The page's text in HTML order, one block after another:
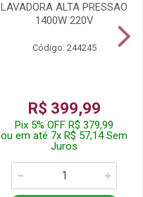
LAVADORA ALTA PRESSAO
1400W 220V
Código: 244245
R$ 399,99
Pix 5% OFF R$ 379,99
ou em até 7x R$ 57,14 Sem
Juros